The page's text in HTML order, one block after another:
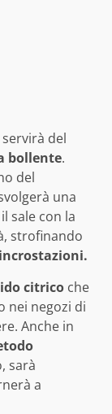
del
bollente.
del
una
sale con la
strofinando
citrico che
nei negozi di
Anche in
sarà
a